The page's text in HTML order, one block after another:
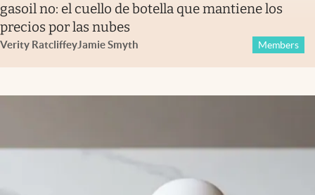
gasoil no: el cuello de botella que mantiene los
precios por las nubes
Verity RatcliffeyJamie Smyth Members